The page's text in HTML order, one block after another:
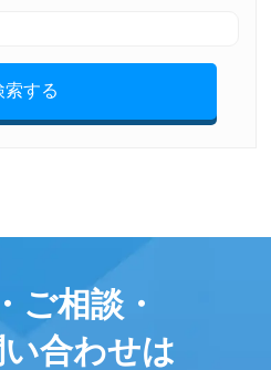
索する
ご相談・
合わせは